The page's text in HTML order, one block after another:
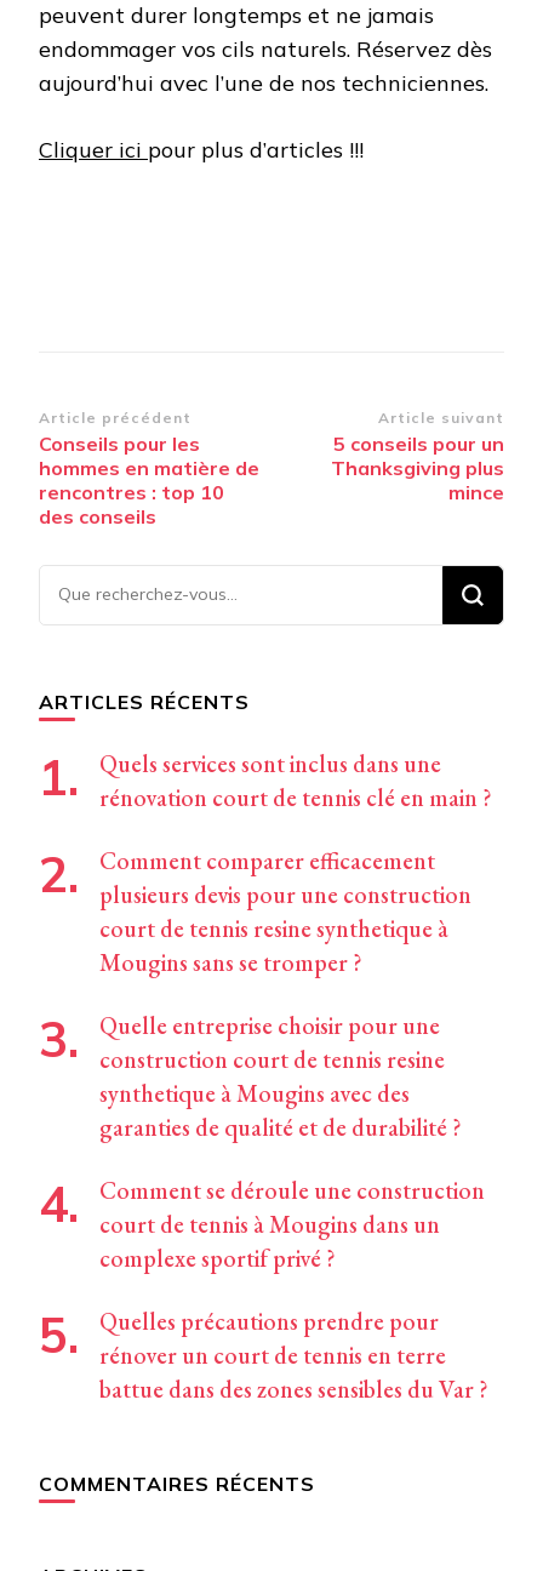
peuvent durer longtemps et ne jamais
endommager vos cils naturels. Réservez dès
aujourd’hui avec l’une de nos techniciennes.
Cliquer ici pour plus d’articles !!!
Navigation
d’article
Article précédent
Conseils pour les
hommes en matière de
rencontres : top 10
des conseils
Article suivant
5 conseils pour un
Thanksgiving plus
mince
Vous
recherchiez
ARTICLES RÉCENTS
Quels services sont inclus dans une
rénovation court de tennis clé en main ?
Comment comparer efficacement
plusieurs devis pour une construction
court de tennis resine synthetique à
Mougins sans se tromper ?
Quelle entreprise choisir pour une
construction court de tennis resine
synthetique à Mougins avec des
garanties de qualité et de durabilité ?
Comment se déroule une construction
court de tennis à Mougins dans un
complexe sportif privé ?
Quelles précautions prendre pour
rénover un court de tennis en terre
battue dans des zones sensibles du Var ?
COMMENTAIRES RÉCENTS